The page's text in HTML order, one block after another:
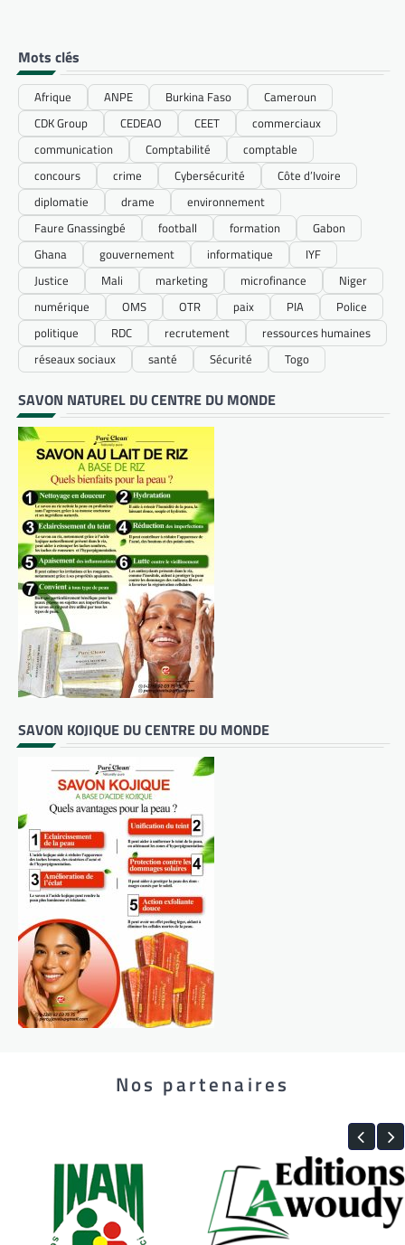
Mots clés
Afrique ANPE Burkina Faso
Cameroun
CDK Group
CEDEAO CEET
commerciaux
communication
Comptabilité
comptable
concours
crime Cybersécurité
Côte d’Ivoire
diplomatie
drame
environnement
Faure Gnassingbé
football formation
Gabon
Ghana
gouvernement informatique
IYF
Justice
Mali marketing microfinance
Niger
numérique
OMS OTR paix PIA
Police
politique
RDC recrutement
ressources humaines
réseaux sociaux
santé Sécurité Togo
SAVON NATUREL DU CENTRE DU MONDE
SAVON KOJIQUE DU CENTRE DU MONDE
Nos partenaires